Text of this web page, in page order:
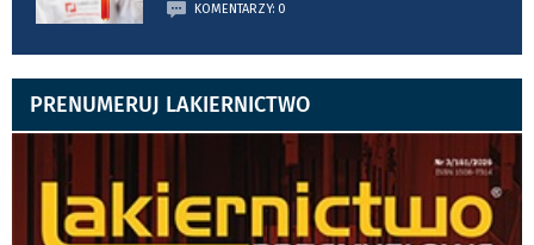
KOMENTARZY: 0
PRENUMERUJ LAKIERNICTWO